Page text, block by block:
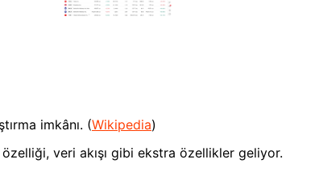
imkânı. (Wikipedia)
veri akışı gibi ekstra özellikler geliyor.